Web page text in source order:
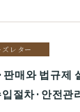
ズレター
매와 법규제
절차·안전관